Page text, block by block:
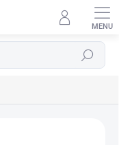
Hľadať